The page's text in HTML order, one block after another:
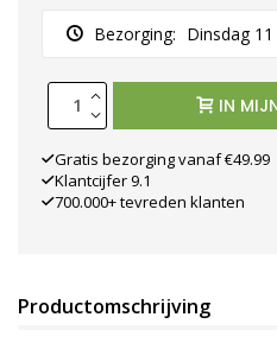
Bezorging: Dinsdag
IN
Gratis bezorging vanaf €49.99
Klantcijfer 9.1
700.000+ tevreden klanten
Productomschrijving